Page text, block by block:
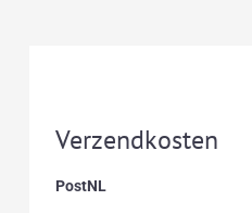
Verzendkosten
PostNL